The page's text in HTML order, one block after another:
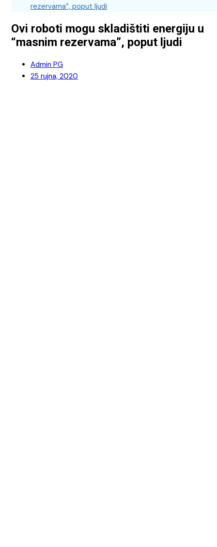
rezervama”, poput ljudi
Ovi roboti mogu skladištiti energiju u
“masnim rezervama”, poput ljudi
Admin PG
25 rujna, 2020